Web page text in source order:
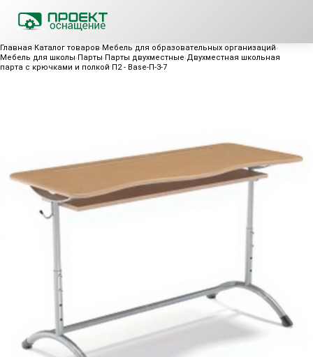
Главная Каталог товаров Мебель для образовательных организаций
Мебель для школы Парты Парты двухместные Двухместная школьная
парта с крючками и полкой П2 - Base-П-3-7